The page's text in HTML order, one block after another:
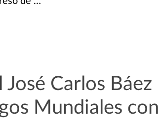
Carlos Báez
Mundiales con